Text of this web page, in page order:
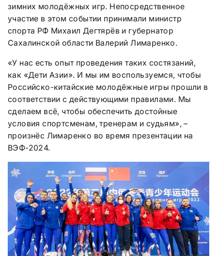
зимних молодёжных игр. Непосредственное
участие в этом событии принимали министр
спорта РФ Михаил Дегтярёв и губернатор
Сахалинской области Валерий Лимаренко.
«У нас есть опыт проведения таких состязаний,
как «Дети Азии». И мы им воспользуемся, чтобы
Российско-китайские молодёжные игры прошли в
соответствии с действующими правилами. Мы
сделаем всё, чтобы обеспечить достойные
условия спортсменам, тренерам и судьям», –
произнёс Лимаренко во время презентации на
ВЭФ-2024.